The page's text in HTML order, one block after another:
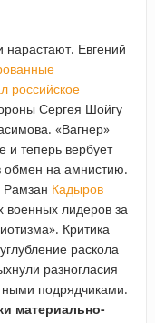
Евгений
российское
Сергея Шойгу
«Вагнер»
и теперь вербует
обмен на амнистию.
Рамзан Кадыров
военных лидеров за
Критика
раскола
разногласия
подрядчиками.
материально-